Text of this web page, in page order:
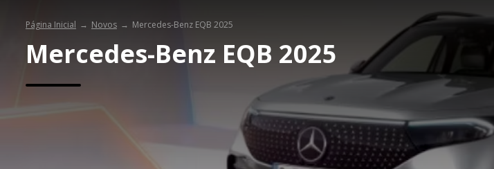
Página Inicial Novos Mercedes-Benz EQB 2025
Mercedes-Benz EQB 2025